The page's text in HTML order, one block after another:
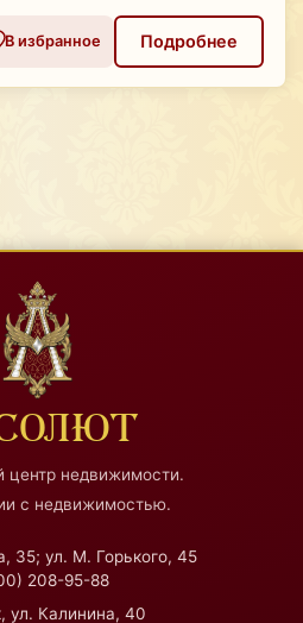
В избранное Подробнее
центр недвижимости.
с недвижимостью.
35; ул. М. Горького, 45
208-95-88
ул. Калинина, 40